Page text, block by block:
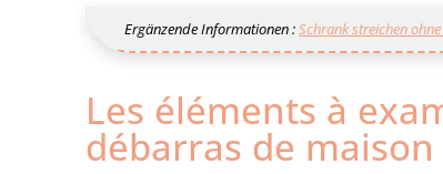
Ergänzende Informationen :Schrank streichen
Les éléments à
débarras de maison